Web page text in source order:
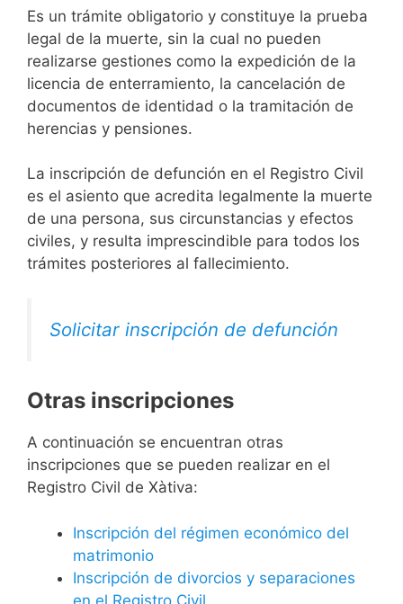
Es un trámite obligatorio y constituye la prueba
legal de la muerte, sin la cual no pueden
realizarse gestiones como la expedición de la
licencia de enterramiento, la cancelación de
documentos de identidad o la tramitación de
herencias y pensiones.
La inscripción de defunción en el Registro Civil
es el asiento que acredita legalmente la muerte
de una persona, sus circunstancias y efectos
civiles, y resulta imprescindible para todos los
trámites posteriores al fallecimiento.
Solicitar inscripción de defunción
Otras inscripciones
A continuación se encuentran otras
inscripciones que se pueden realizar en el
Registro Civil de Xàtiva:
Inscripción del régimen económico del
matrimonio
Inscripción de divorcios y separaciones
en el Registro Civil